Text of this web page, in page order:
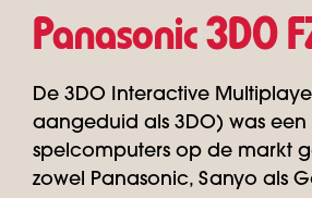
Panasonic 3DO
De 3DO Interactive
aangeduid als 3DO) was een
spelcomputers op de markt
zowel Panasonic, Sanyo als